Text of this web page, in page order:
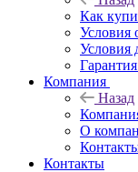
Как
Условия
Условия
Компания
Назад
О
Контакты